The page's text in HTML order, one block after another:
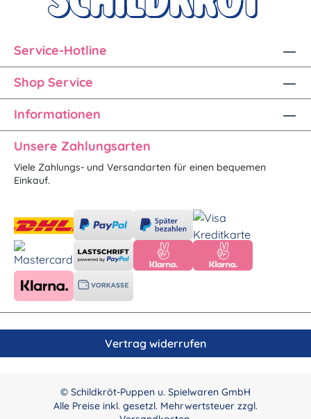
Service-Hotline
Shop Service
Informationen
Unsere Zahlungsarten
Viele Zahlungs- und Versandarten für einen bequemen
Einkauf.
Vertrag widerrufen
© Schildkröt-Puppen u. Spielwaren GmbH
Alle Preise inkl. gesetzl. Mehrwertsteuer zzgl.